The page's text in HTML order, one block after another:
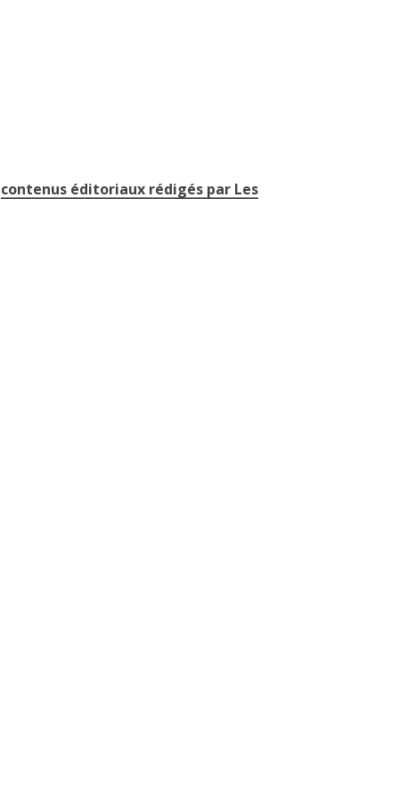
contenus éditoriaux rédigés par Les